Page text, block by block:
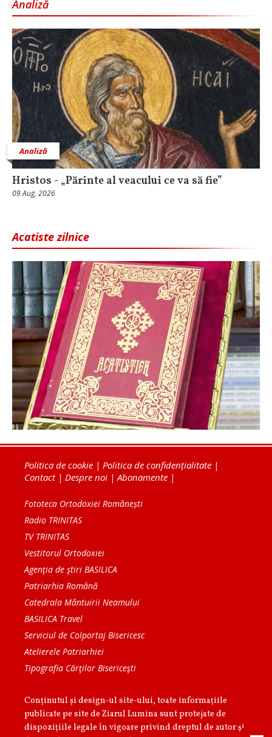
Analiză
Analiză
Hristos - „Părinte al veacului ce va să fie”
09 Aug, 2026
Acatiste zilnice
Politica de cookie | Politica de confidențialitate |
Contact| Despre noi | Abonamente |
Fototeca Ortodoxiei Românești
Radio TRINITAS
TV TRINITAS
Vestitorul Ortodoxiei
Agenţia de ştiri BASILICA
Patriarhia Română
Catedrala Mântuirii Neamului
BASILICA Travel
Serviciul de Colportaj Bisericesc
Atelierele Patriarhiei
Tipografia Cărţilor Bisericeşti
Conținutul și design-ul site-ului, toate informaţiile
publicate pe site de Ziarul Lumina sunt protejate de
dispoziţiile legale în vigoare privind dreptul de autor şi